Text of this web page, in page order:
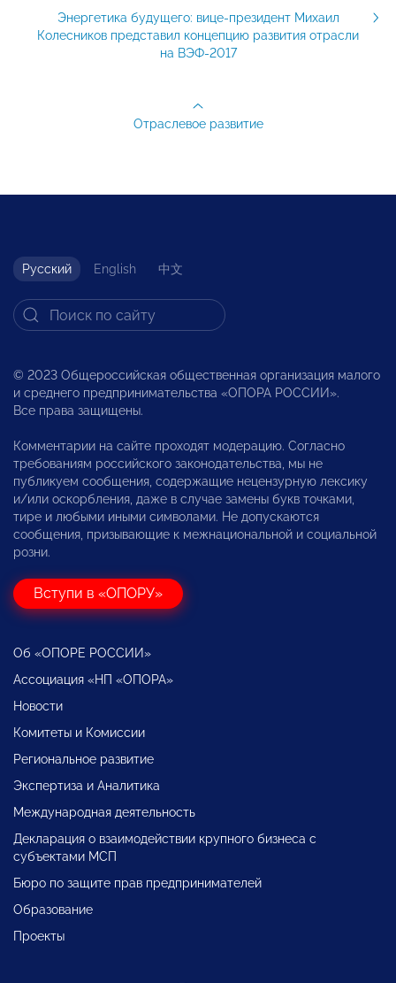
Энергетика будущего: вице-президент Михаил
Колесников представил концепцию развития отрасли
на ВЭФ-2017
Отраслевое развитие
Русский English 中文
© 2023 Общероссийская общественная организация малого
и среднего предпринимательства «ОПОРА РОССИИ».
Все права защищены.
Комментарии на сайте проходят модерацию. Согласно
требованиям российского законодательства, мы не
публикуем сообщения, содержащие нецензурную лексику
и/или оскорбления, даже в случае замены букв точками,
тире и любыми иными символами. Не допускаются
сообщения, призывающие к межнациональной и социальной
розни.
Вступи в «ОПОРУ»
Об «ОПОРЕ РОССИИ»
Ассоциация «НП «ОПОРА»
Новости
Комитеты и Комиссии
Региональное развитие
Экспертиза и Аналитика
Международная деятельность
Декларация о взаимодействии крупного бизнеса с
субъектами МСП
Бюро по защите прав предпринимателей
Образование
Проекты